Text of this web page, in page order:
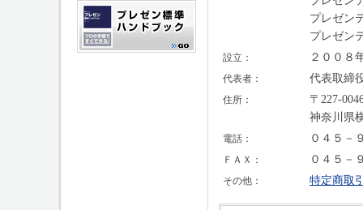
プレゼン
プレゼン
設立： ２００８
代表者： 代表取締
住所：
〒227-
神奈川県
電話： ０４５－
ＦＡＸ： ０４５－
その他： 特定商取